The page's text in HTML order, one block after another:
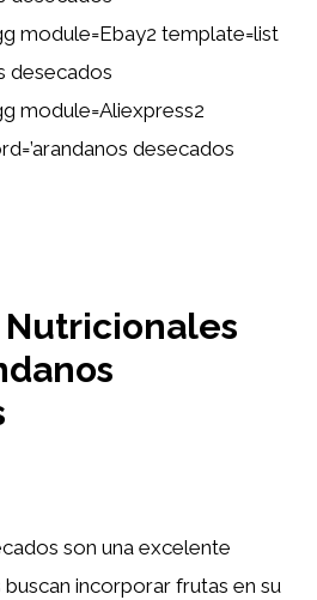
module=Ebay2 template=list
desecados
module=Aliexpress2
desecados
son una excelente
incorporar frutas en su